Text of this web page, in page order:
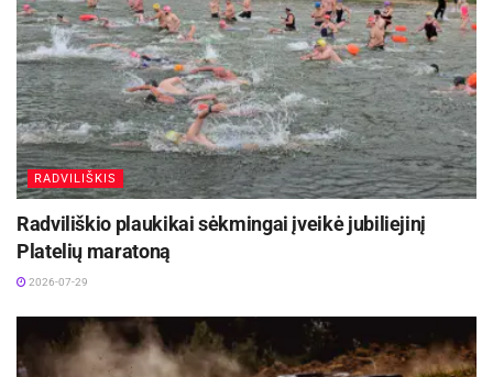
RADVILIŠKIS
Radviliškio plaukikai sėkmingai įveikė jubiliejinį
Platelių maratoną
2026-07-29